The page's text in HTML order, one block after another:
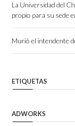
La Universidad del
propio para su sede
Murió el intendente
ETIQUETAS
ADWORKS